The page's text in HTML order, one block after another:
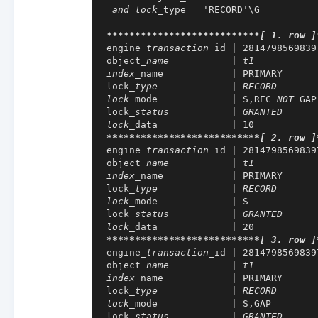
and lock_ type = 'RECORD'\G
***************************[ 1. row
engine _transaction_ id |
object _name           | t1
index_ name            | PRIMARY
lock _type             | RECORD
lock_ mode             | S,REC _NOT_ GAP
lock _status           | GRANTED
lock_
***************************[ 2. row
engine _transaction_ id |
object _name           | t1
index_ name            | PRIMARY
lock _type             | RECORD
lock_ mode             | S
lock _status           | GRANTED
lock_
***************************[ 3. row
engine _transaction_ id |
object _name           | t1
index_ name            | PRIMARY
lock _type             | RECORD
lock_ mode             | S,GAP
lock _status           | GRANTED